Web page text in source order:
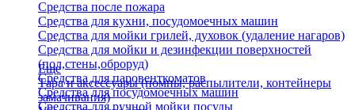
Средства после пожара
Средства для кухни, посудомоечных машин
Средства для мойки грилей, духовок (удаление нагаров)
Средства для мойки и дезинфекции поверхностей
(пол,стены,оброруд)
Средства для паровенткоматов
Средства для посудомоечных машин
Средства для ручной мойки посуды
Еще
Тара и аксессуары (помпы, распылители, контейнеры
замачивания)